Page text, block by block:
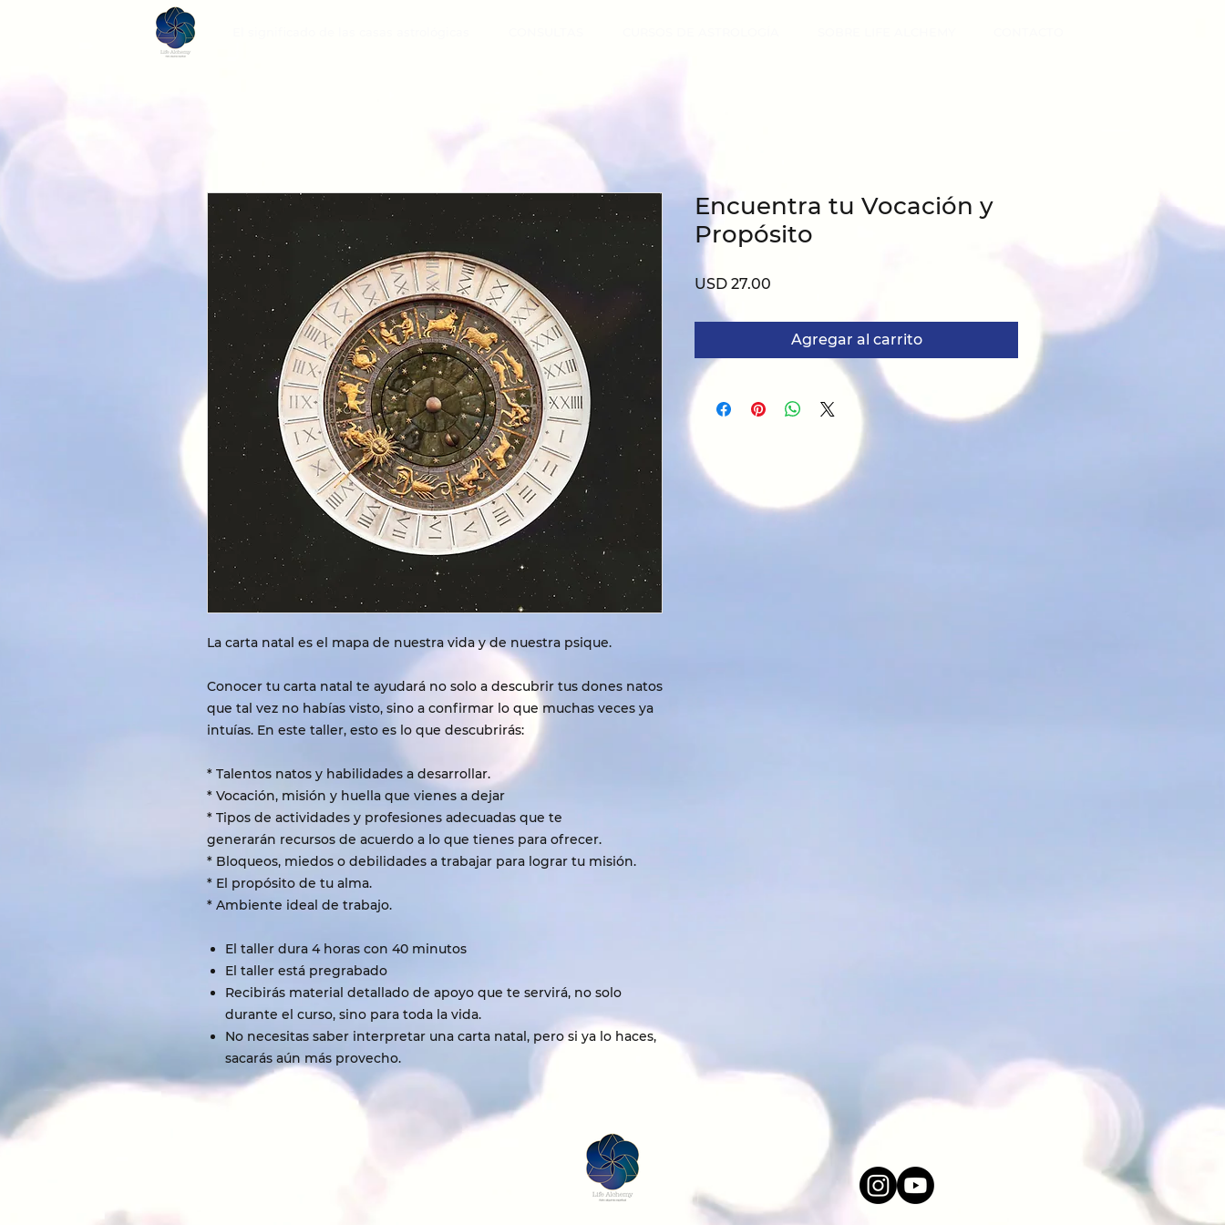
La carta natal es el mapa de nuestra vida y de nuestra psique.
Conocer tu carta natal te ayudará no solo a descubrir tus dones natos
que tal vez no habías visto, sino a confirmar lo que muchas veces ya
intuías. En este taller, esto es lo que descubrirás:
* Talentos natos y habilidades a desarrollar.
* Vocación, misión y huella que vienes a dejar
* Tipos de actividades y profesiones adecuadas que te
generarán recursos de acuerdo a lo que tienes para ofrecer.
* Bloqueos, miedos o debilidades a trabajar para lograr tu misión.
* El propósito de tu alma.
* Ambiente ideal de trabajo.
El taller dura 4 horas con 40 minutos
El taller está pregrabado
Recibirás material detallado de apoyo que te servirá, no solo
durante el curso, sino para toda la vida.
No necesitas saber interpretar una carta natal, pero si ya lo haces,
sacarás aún más provecho.
Encuentra tu Vocación y
Propósito
USD 27.00
Agregar al carrito